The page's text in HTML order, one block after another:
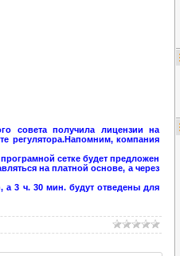
совета получила лицензии на
регулятора.Напомним, компания
сетке будет предложен
на платной основе, а через
а 3 ч. 30 мин. будут отведены для